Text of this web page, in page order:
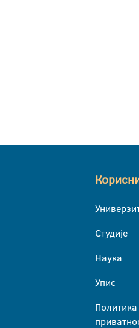
Студије
Наука
Упис
Политика